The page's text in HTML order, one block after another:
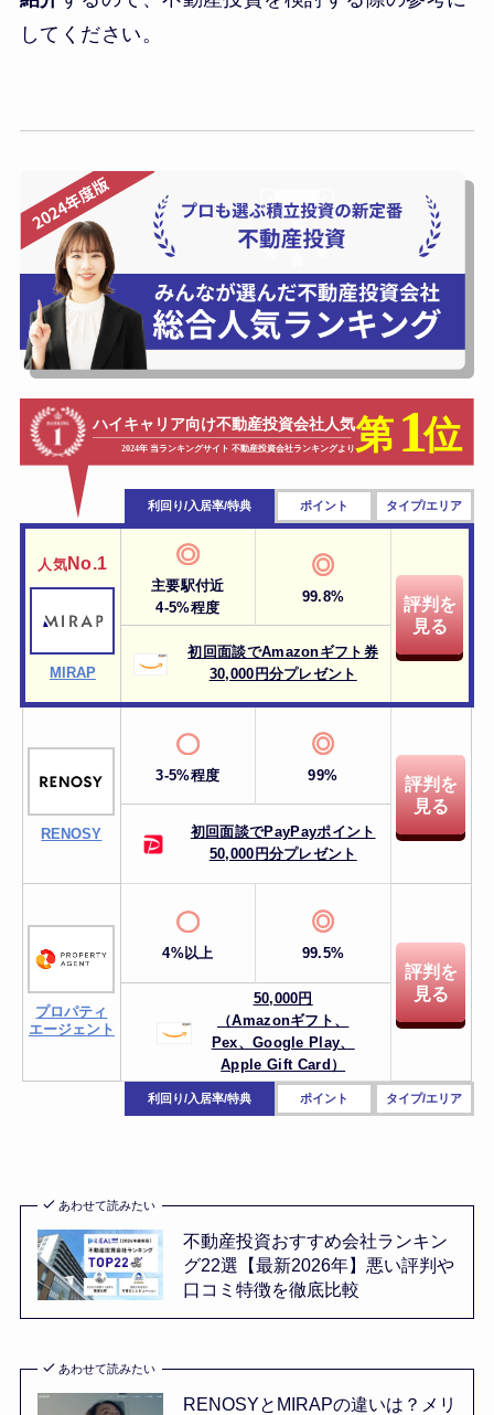
してください。
利回り/入居率/特典 ポイント タイプ/エリア
人気No.1
MIRAP
主要駅付近
4-5%程度
99.8%
評判を
見る
初回面談でAmazonギフト券
30,000円分プレゼント
RENOSY
3-5%程度 99%
評判を
見る
初回面談でPayPayポイント
50,000円分プレゼント
プロパティ
エージェント
4%以上 99.5%
評判を
見る
50,000円
（Amazonギフト、
Pex、 Google Play、
Apple Gift Card）
利回り/入居率/特典 ポイント タイプ/エリア
あわせて読みたい
不動産投資おすすめ会社ランキン
グ22選【最新2026年】悪い評判や
口コミ特徴を徹底比較
あわせて読みたい
RENOSYとMIRAPの違いは？メリ